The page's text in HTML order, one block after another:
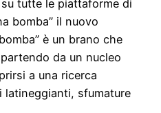
tutte le piattaforme di
bomba” il nuovo
è un brano che
da un nucleo
a una ricerca
latineggianti, sfumature